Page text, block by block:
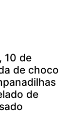
10 de
de choco
de